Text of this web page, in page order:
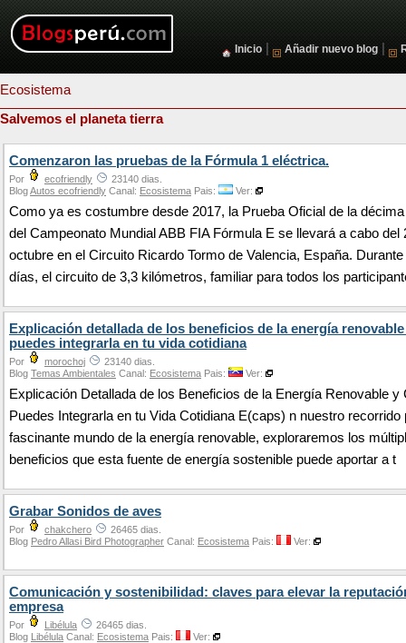
Inicio Añadir nuevo blog
Ecosistema
Salvemos el planeta tierra
Comenzaron las pruebas de la Fórmula 1 eléctrica.
Por ecofriendly
23140 dias.
BlogAutos ecofriendly Canal: Ecosistema Pais: Ver:
Como ya es costumbre desde 2017, la Prueba Oficial de la
del Campeonato Mundial ABB FIA Fórmula E se llevará a cabo del
octubre en el Circuito Ricardo Tormo de Valencia, España.
días, el circuito de 3,3 kilómetros, familiar para todos los
Explicación detallada de los beneficios de la energía
puedes integrarla en tu vida cotidiana
Por morochoj
23140 dias.
Blog Temas Ambientales Canal: Ecosistema Pais: Ver:
Explicación Detallada de los Beneficios de la Energía Renovable y
Puedes Integrarla en tu Vida Cotidiana E(caps) n nuestro recorrido
fascinante mundo de la energía renovable, exploraremos los
beneficios que esta fuente de energía sostenible puede aportar a t
Grabar Sonidos de aves
Por chakchero
26465 dias.
Blog Pedro Allasi Bird Photographer Canal: Ecosistema Pais: Ver:
Comunicación y sostenibilidad: claves para elevar la
empresa
Por Libélula
26465 dias.
Blog Libélula Canal: Ecosistema Pais: Ver: